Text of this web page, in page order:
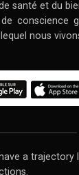
santé et du
conscience
nous
a trajectory